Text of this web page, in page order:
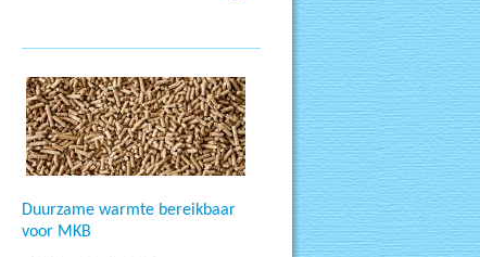
Duurzame warmte bereikbaar
voor MKB